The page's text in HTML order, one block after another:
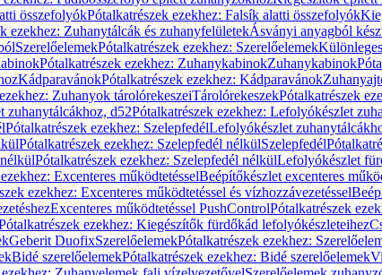
összefolyókPótalkatrészek ezekhez: Falsík alatti összefolyók
ezekhez: Zuhanytálcák és zuhanyfelületekÁsványi anyagból
SzerelőelemekPótalkatrészek ezekhez: Szerelőelemek
Pótalkatrészek ezekhez: ZuhanykabinokZuhanykabinok
KádparavánokPótalkatrészek ezekhez: Kádparavánok
Zuhanyok tárolórekeszeiTárolórekeszekPótalkatrészek
zuhanytálcákhoz, d52Pótalkatrészek ezekhez: Lefolyókészlet
Pótalkatrészek ezekhez: SzelepfedélLefolyókészlet
Pótalkatrészek ezekhez: Szelepfedél nélkülSzelepfedél
Pótalkatrészek ezekhez: Szelepfedél nélkülLefolyókészlet
Excenteres működtetésselBeépítőkészlet excenteres
ezekhez: Excenteres működtetéssel és vízhozzávezetéssel
Excenteres működtetéssel PushControlPótalkatrészek
ezekhez: Kiegészítők fürdőkád lefolyókészleteihez
Geberit DuofixSzerelőelemekPótalkatrészek ezekhez:
Bidé szerelőelemekPótalkatrészek ezekhez: Bidé szerelőelemek